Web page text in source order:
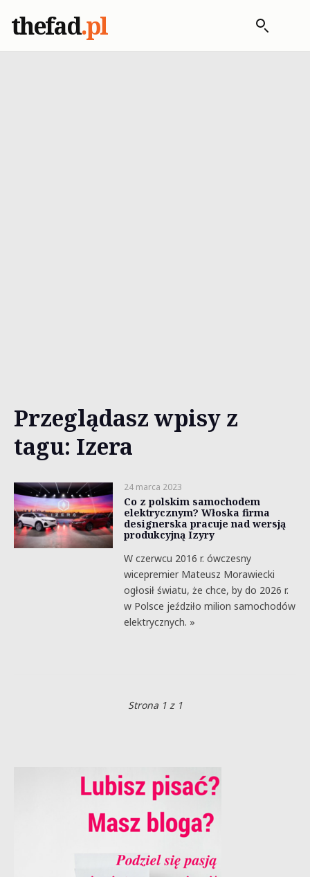
thefad.pl
Przeglądasz wpisy z
tagu: Izera
24 marca 2023
Co z polskim samochodem
elektrycznym? Włoska firma
designerska pracuje nad wersją
produkcyjną Izyry
W czerwcu 2016 r. ówczesny
wicepremier Mateusz Morawiecki
ogłosił światu, że chce, by do 2026 r.
w Polsce jeździło milion samochodów
elektrycznych. »
Strona 1 z 1